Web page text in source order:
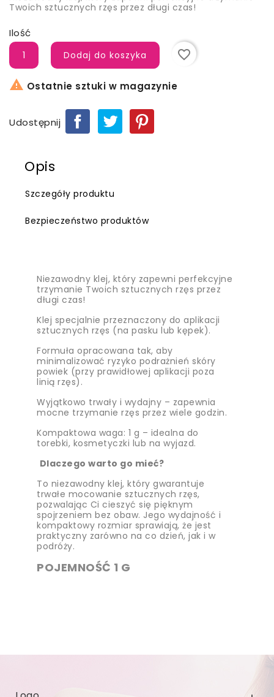
Twoich sztucznych rzęs przez długi czas!
Ilość
Dodaj do koszyka favorite_border
 Ostatnie sztuki w magazynie
Udostępnij
Opis
Szczegóły produktu
Bezpieczeństwo produktów
Niezawodny klej, który zapewni perfekcyjne
trzymanie Twoich sztucznych rzęs przez
długi czas!
Klej specjalnie przeznaczony do aplikacji
sztucznych rzęs (na pasku lub kępek).
Formuła opracowana tak, aby
minimalizować ryzyko podrażnień skóry
powiek (przy prawidłowej aplikacji poza
linią rzęs).
Wyjątkowo trwały i wydajny – zapewnia
mocne trzymanie rzęs przez wiele godzin.
Kompaktowa waga: 1 g – idealna do
torebki, kosmetyczki lub na wyjazd.
Dlaczego warto go mieć?
To niezawodny klej, który gwarantuje
trwałe mocowanie sztucznych rzęs,
pozwalając Ci cieszyć się pięknym
spojrzeniem bez obaw. Jego wydajność i
kompaktowy rozmiar sprawiają, że jest
praktyczny zarówno na co dzień, jak i w
podróży.
POJEMNOŚĆ 1 G